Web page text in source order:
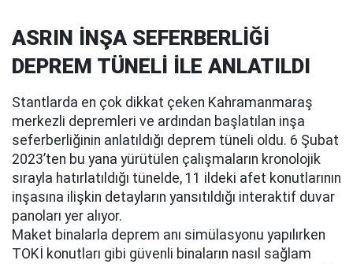
ASRIN İNŞA SEFERBERLİĞİ
DEPREM TÜNELİ İLE ANLATILDI
Stantlarda en çok dikkat çeken Kahramanmaraş
merkezli depremleri ve ardından başlatılan inşa
seferberliğinin anlatıldığı deprem tüneli oldu. 6 Şubat
2023’ten bu yana yürütülen çalışmaların kronolojik
sırayla hatırlatıldığı tünelde, 11 ildeki afet konutlarının
inşasına ilişkin detayların yansıtıldığı interaktif duvar
panoları yer alıyor.
Maket binalarla deprem anı simülasyonu yapılırken
TOKİ konutları gibi güvenli binaların nasıl sağlam